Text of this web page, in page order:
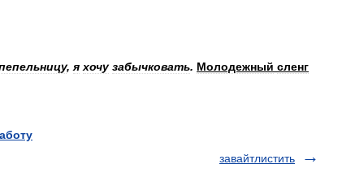
, я хочу забычковать. Молодежный сленг
завайтлистить